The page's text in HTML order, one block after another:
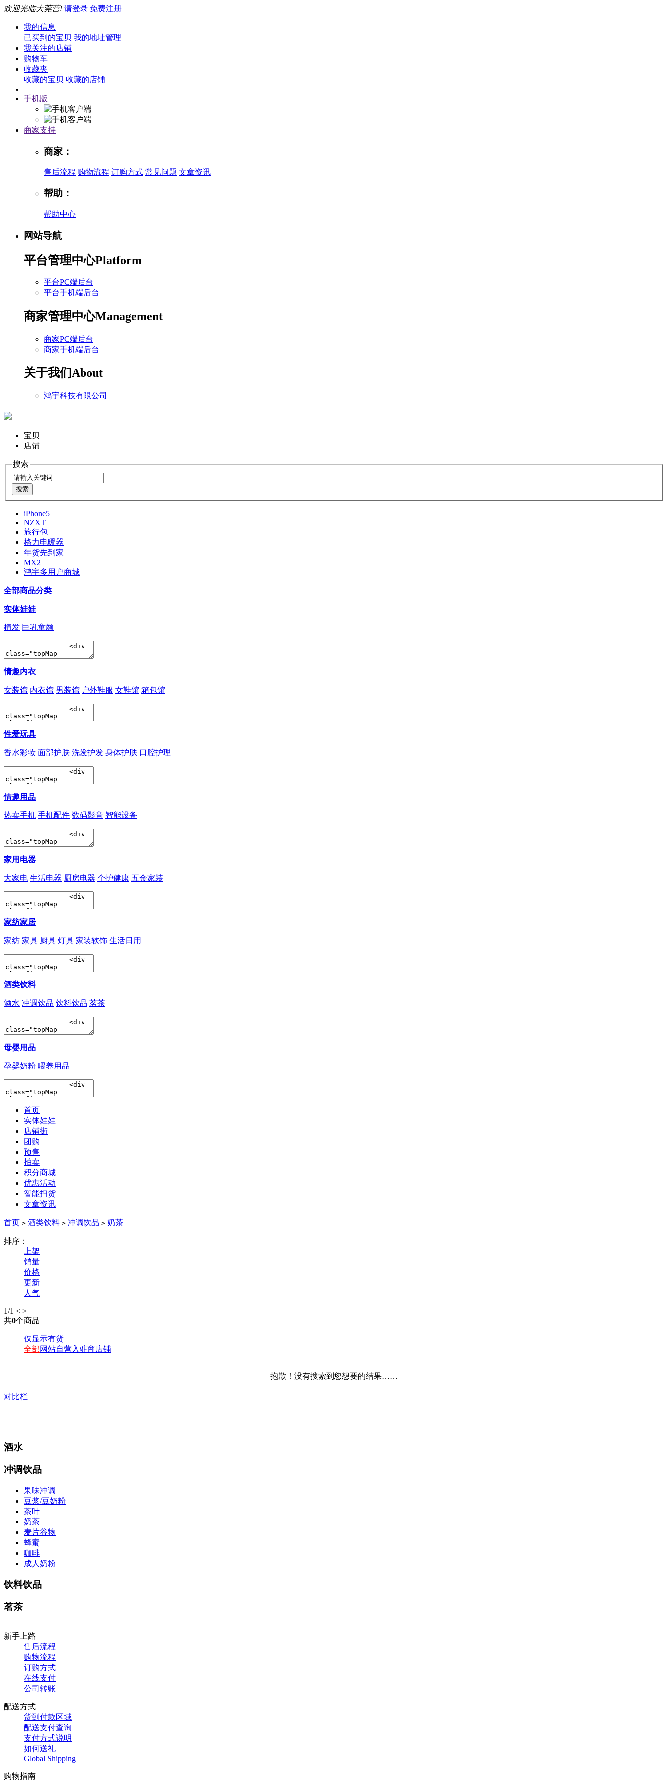
欢迎光临大莞营! 请登录 免费注册
我的信息
已买到的宝贝 我的地址管理
我关注的店铺
购物车
收藏夹
收藏的宝贝 收藏的店铺
手机版
商家支持
商家：
售后流程 购物流程 订购方式 常见问题 文章资讯
帮助：
帮助中心
网站导航
平台管理中心Platform
平台PC端后台
平台手机端后台
商家管理中心Management
商家PC端后台
商家手机端后台
关于我们About
鸿宇科技有限公司
宝贝
店铺
搜索
iPhone5
NZXT
旅行包
格力电暖器
年货先到家
MX2
鸿宇多用户商城
全部商品分类
实体娃娃
植发 巨乳童颜
情趣内衣
女装馆 内衣馆 男装馆 户外鞋服 女鞋馆 箱包馆
性爱玩具
香水彩妆 面部护肤 洗发护发 身体护肤 口腔护理
情趣用品
热卖手机 手机配件 数码影音 智能设备
家用电器
大家电 生活电器 厨房电器 个护健康 五金家装
家纺家居
家纺 家具 厨具 灯具 家装软饰 生活日用
酒类饮料
酒水 冲调饮品 饮料饮品 茗茶
母婴用品
孕婴奶粉 喂养用品
首页
实体娃娃
店铺街
团购
预售
拍卖
积分商城
优惠活动
智能扫货
文章资讯
首页 > 酒类饮料 > 冲调饮品 > 奶茶
排序：
上架
销量
价格
更新
人气
1/1 < >
共0个商品
仅显示有货
全部网站自营入驻商店铺
抱歉！没有搜索到您想要的结果……
对比栏
酒水
冲调饮品
果味冲调
豆浆/豆奶粉
茶叶
奶茶
麦片谷物
蜂蜜
咖啡
成人奶粉
饮料饮品
茗茶
新手上路
售后流程
购物流程
订购方式
在线支付
公司转账
配送方式
货到付款区域
配送支付查询
支付方式说明
如何送礼
Global Shipping
购物指南